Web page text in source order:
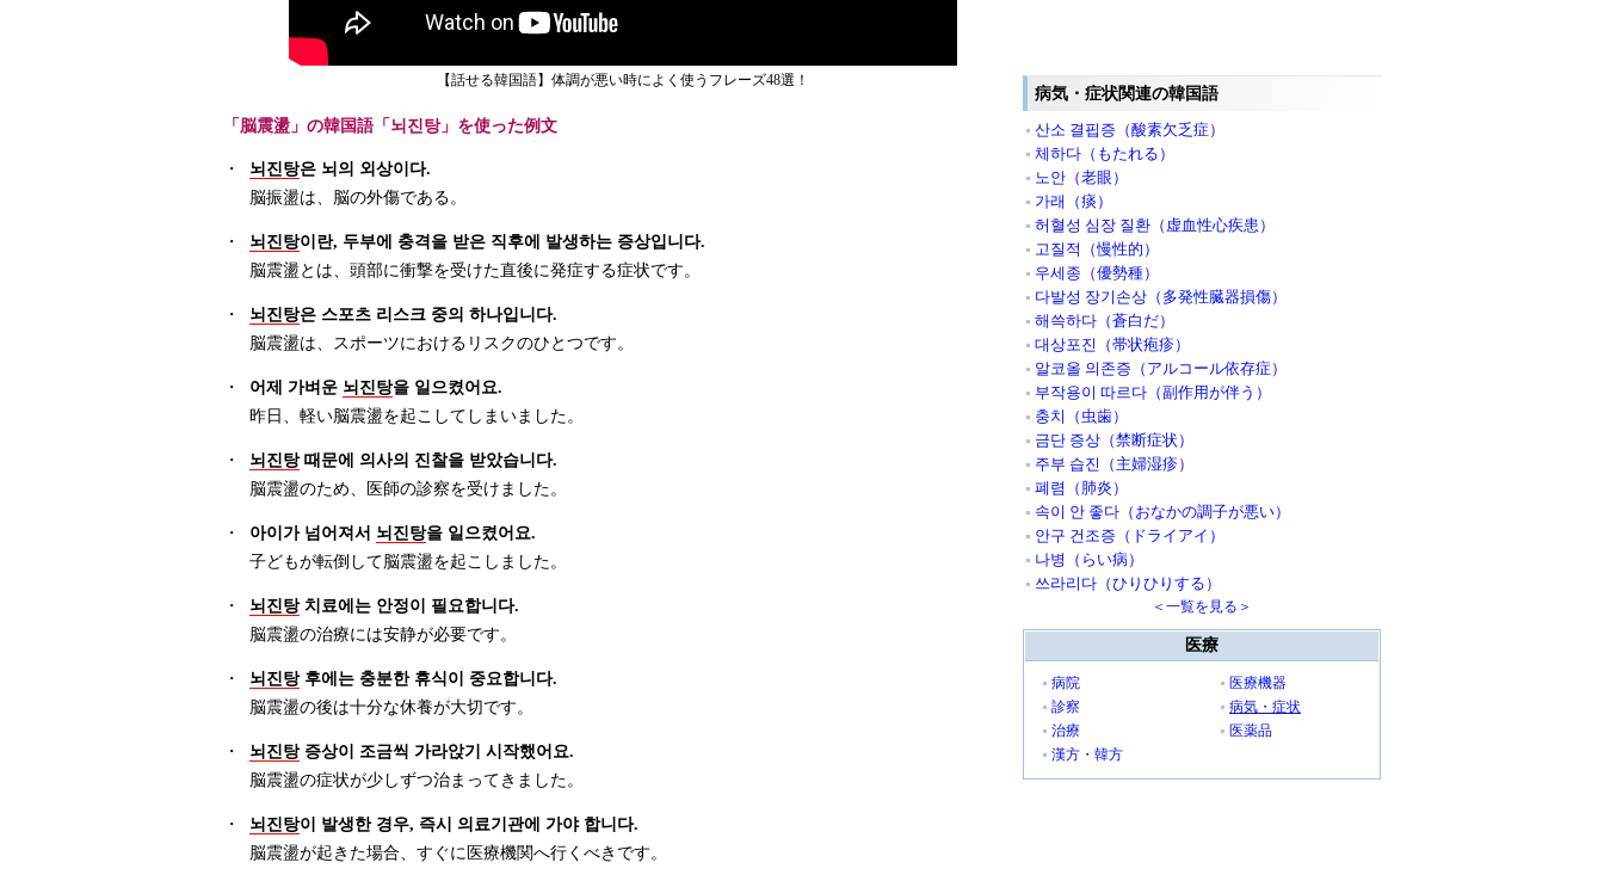
【話せる韓国語】体調が悪い時によく使うフレーズ48選！
「脳震盪」の韓国語「뇌진탕」を使った例文
・ 뇌진탕은 뇌의 외상이다.
脳振盪は、脳の外傷である。
・ 뇌진탕이란, 두부에 충격을 받은 직후에 발생하는 증상입니다.
脳震盪とは、頭部に衝撃を受けた直後に発症する症状です。
・ 뇌진탕은 스포츠 리스크 중의 하나입니다.
脳震盪は、スポーツにおけるリスクのひとつです。
・ 어제 가벼운 뇌진탕을 일으켰어요.
昨日、軽い脳震盪を起こしてしまいました。
・ 뇌진탕때문에 의사의 진찰을 받았습니다.
脳震盪のため、医師の診察を受けました。
・ 아이가 넘어져서 뇌진탕을 일으켰어요.
子どもが転倒して脳震盪を起こしました。
・ 뇌진탕치료에는 안정이 필요합니다.
脳震盪の治療には安静が必要です。
・ 뇌진탕후에는 충분한 휴식이 중요합니다.
脳震盪の後は十分な休養が大切です。
・ 뇌진탕증상이 조금씩 가라앉기 시작했어요.
脳震盪の症状が少しずつ治まってきました。
・ 뇌진탕이 발생한 경우, 즉시 의료기관에 가야 합니다.
脳震盪が起きた場合、すぐに医療機関へ行くべきです。
病気・症状関連の韓国語
산소 결핍증（酸素欠乏症）
체하다（もたれる）
노안（老眼）
가래（痰）
허혈성 심장 질환（虚血性心疾患）
고질적（慢性的）
우세종（優勢種）
다발성 장기손상（多発性臓器損傷）
해쓱하다（蒼白だ）
대상포진（帯状疱疹）
알코올 의존증（アルコール依存症）
부작용이 따르다（副作用が伴う）
충치（虫歯）
금단 증상（禁断症状）
주부 습진（主婦湿疹）
폐렴（肺炎）
속이 안 좋다（おなかの調子が悪い）
안구 건조증（ドライアイ）
나병（らい病）
쓰라리다（ひりひりする）
＜一覧を見る＞
医療
病院
医療機器
診察
病気・症状
治療
医薬品
漢方・韓方